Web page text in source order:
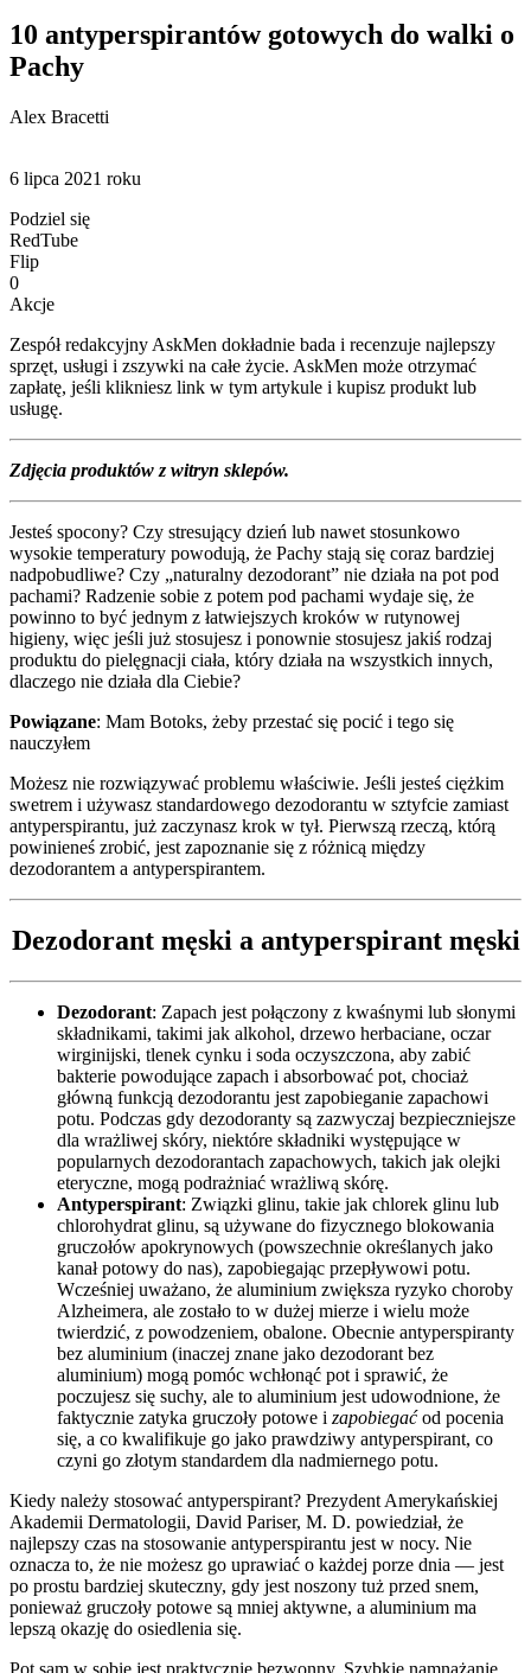
10 antyperspirantów gotowych do walki o
Pachy
Alex Bracetti
6 lipca 2021 roku
Podziel się
RedTube
Flip
0
Akcje
Zespół redakcyjny AskMen dokładnie bada i recenzuje najlepszy
sprzęt, usługi i zszywki na całe życie. AskMen może otrzymać
zapłatę, jeśli klikniesz link w tym artykule i kupisz produkt lub
usługę.
Zdjęcia produktów z witryn sklepów.
Jesteś spocony? Czy stresujący dzień lub nawet stosunkowo
wysokie temperatury powodują, że Pachy stają się coraz bardziej
nadpobudliwe? Czy „naturalny dezodorant” nie działa na pot pod
pachami? Radzenie sobie z potem pod pachami wydaje się, że
powinno to być jednym z łatwiejszych kroków w rutynowej
higieny, więc jeśli już stosujesz i ponownie stosujesz jakiś rodzaj
produktu do pielęgnacji ciała, który działa na wszystkich innych,
dlaczego nie działa dla Ciebie?
Powiązane: Mam Botoks, żeby przestać się pocić i tego się
nauczyłem
Możesz nie rozwiązywać problemu właściwie. Jeśli jesteś ciężkim
swetrem i używasz standardowego dezodorantu w sztyfcie zamiast
antyperspirantu, już zaczynasz krok w tył. Pierwszą rzeczą, którą
powinieneś zrobić, jest zapoznanie się z różnicą między
dezodorantem a antyperspirantem.
Dezodorant męski a antyperspirant męski
Dezodorant: Zapach jest połączony z kwaśnymi lub słonymi
składnikami, takimi jak alkohol, drzewo herbaciane, oczar
wirginijski, tlenek cynku i soda oczyszczona, aby zabić
bakterie powodujące zapach i absorbować pot, chociaż
główną funkcją dezodorantu jest zapobieganie zapachowi
potu. Podczas gdy dezodoranty są zazwyczaj bezpieczniejsze
dla wrażliwej skóry, niektóre składniki występujące w
popularnych dezodorantach zapachowych, takich jak olejki
eteryczne, mogą podrażniać wrażliwą skórę.
Antyperspirant: Związki glinu, takie jak chlorek glinu lub
chlorohydrat glinu, są używane do fizycznego blokowania
gruczołów apokrynowych (powszechnie określanych jako
kanał potowy do nas), zapobiegając przepływowi potu.
Wcześniej uważano, że aluminium zwiększa ryzyko choroby
Alzheimera, ale zostało to w dużej mierze i wielu może
twierdzić, z powodzeniem, obalone. Obecnie antyperspiranty
bez aluminium (inaczej znane jako dezodorant bez
aluminium) mogą pomóc wchłonąć pot i sprawić, że
poczujesz się suchy, ale to aluminium jest udowodnione, że
faktycznie zatyka gruczoły potowe i zapobiegaćod pocenia
się, a co kwalifikuje go jako prawdziwy antyperspirant, co
czyni go złotym standardem dla nadmiernego potu.
Kiedy należy stosować antyperspirant? Prezydent Amerykańskiej
Akademii Dermatologii, David Pariser, M. D. powiedział, że
najlepszy czas na stosowanie antyperspirantu jest w nocy. Nie
oznacza to, że nie możesz go uprawiać o każdej porze dnia — jest
po prostu bardziej skuteczny, gdy jest noszony tuż przed snem,
ponieważ gruczoły potowe są mniej aktywne, a aluminium ma
lepszą okazję do osiedlenia się.